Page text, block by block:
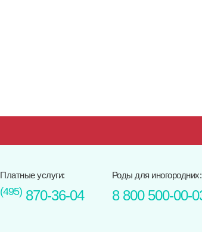
Платные услуги:
(495) 870-36-04
Роды для иногородних:
8 800 500-00-